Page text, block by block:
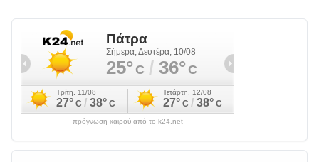
πρόγνωση καιρού από το k24.net